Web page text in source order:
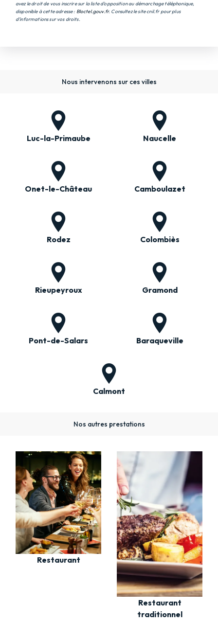
avez le droit de vous inscrire sur la liste d'opposition au démarchage téléphonique,
disponible à cette adresse : Bloctel.gouv.fr. Consultez le site cnil.fr pour plus
d’informations sur vos droits.
Nous intervenons sur ces villes
Luc-la-Primaube Naucelle
Onet-le-Château Camboulazet
Rodez Colombiès
Rieupeyroux Gramond
Pont-de-Salars Baraqueville
Calmont
Nos autres prestations
Restaurant
Restaurant
traditionnel